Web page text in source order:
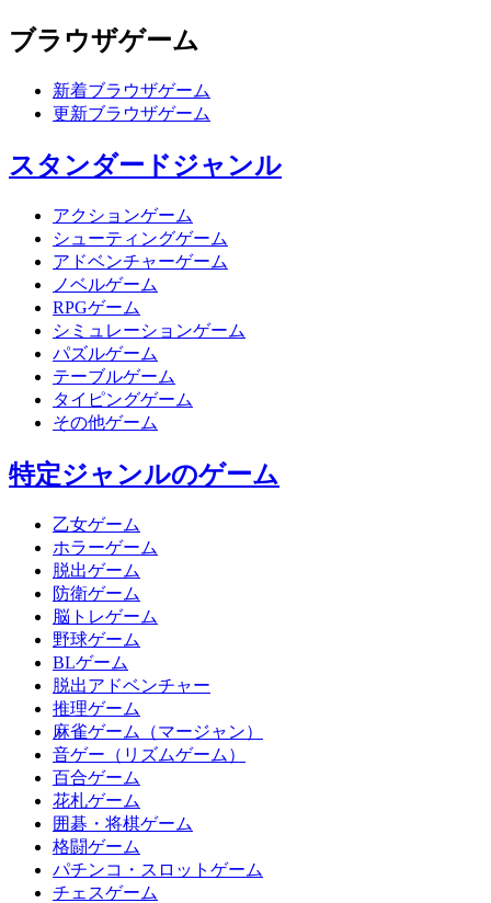
ブラウザゲーム
新着ブラウザゲーム
更新ブラウザゲーム
スタンダードジャンル
アクションゲーム
シューティングゲーム
アドベンチャーゲーム
ノベルゲーム
RPGゲーム
シミュレーションゲーム
パズルゲーム
テーブルゲーム
タイピングゲーム
その他ゲーム
特定ジャンルのゲーム
乙女ゲーム
ホラーゲーム
脱出ゲーム
防衛ゲーム
脳トレゲーム
野球ゲーム
BLゲーム
脱出アドベンチャー
推理ゲーム
麻雀ゲーム（マージャン）
音ゲー（リズムゲーム）
百合ゲーム
花札ゲーム
囲碁・将棋ゲーム
格闘ゲーム
パチンコ・スロットゲーム
チェスゲーム